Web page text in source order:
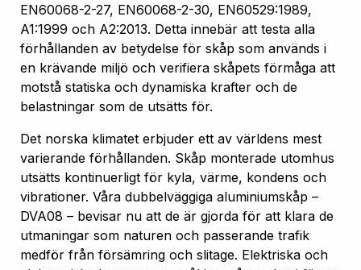
EN60068-2-27, EN60068-2-30, EN60529:1989,
A1:1999 och A2:2013. Detta innebär att testa alla
förhållanden av betydelse för skåp som används i
en krävande miljö och verifiera skåpets förmåga att
motstå statiska och dynamiska krafter och de
belastningar som de utsätts för.
Det norska klimatet erbjuder ett av världens mest
varierande förhållanden. Skåp monterade utomhus
utsätts kontinuerligt för kyla, värme, kondens och
vibrationer. Våra dubbelväggiga aluminiumskåp –
DVA08 – bevisar nu att de är gjorda för att klara de
utmaningar som naturen och passerande trafik
medför från försämring och slitage. Elektriska och